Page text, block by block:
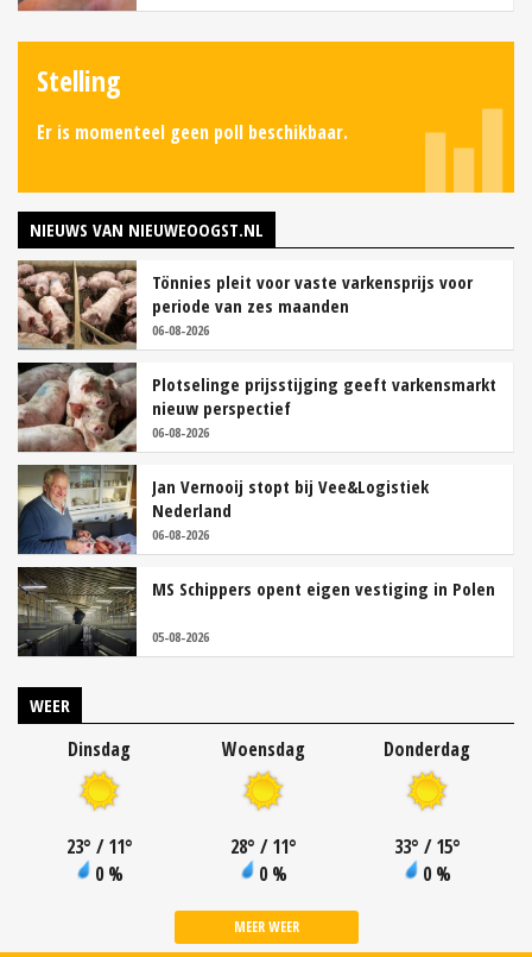
Stelling
Er is momenteel geen poll beschikbaar.
NIEUWS VAN NIEUWEOOGST.NL
Tönnies pleit voor vaste varkensprijs voor
periode van zes maanden
06-08-2026
Plotselinge prijsstijging geeft varkensmarkt
nieuw perspectief
06-08-2026
Jan Vernooij stopt bij Vee&Logistiek
Nederland
06-08-2026
MS Schippers opent eigen vestiging in Polen
05-08-2026
WEER
Dinsdag
23° / 11°
0 %
Woensdag
28° / 11°
0 %
Donderdag
33° / 15°
0 %
MEER WEER